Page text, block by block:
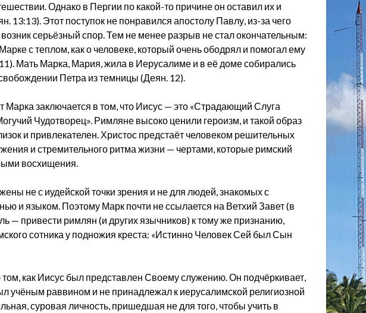
Однако в Пергии по какой-то причине он оставил их и
13:13). Этот поступок не понравился апостолу Павлу, из-за чего
серьёзный спор. Тем не менее разрыв не стал окончательным:
с теплом, как о человеке, который очень ободрял и помогал ему
Мать Марка, Мария, жила в Иерусалиме и в её доме собирались
Петра из темницы (Деян. 12).
Марка заключается в том, что Иисус — это «Страдающий Слуга
Чудотворец». Римляне высоко ценили героизм, и такой образ
и привлекателен. Христос предстаёт человеком решительных
и стремительного ритма жизни — чертами, которые римский
восхищения.
не с иудейской точки зрения и не для людей, знакомых с
и языком. Поэтому Марк почти не ссылается на Ветхий Завет (в
— привести римлян (и других язычников) к тому же признанию,
сотника у подножия креста: «Истинно Человек Сей был Сын
том, как Иисус был представлен Своему служению. Он подчёркивает,
учёным раввином и не принадлежал к иерусалимской религиозной
суровая личность, пришедшая не для того, чтобы учить в